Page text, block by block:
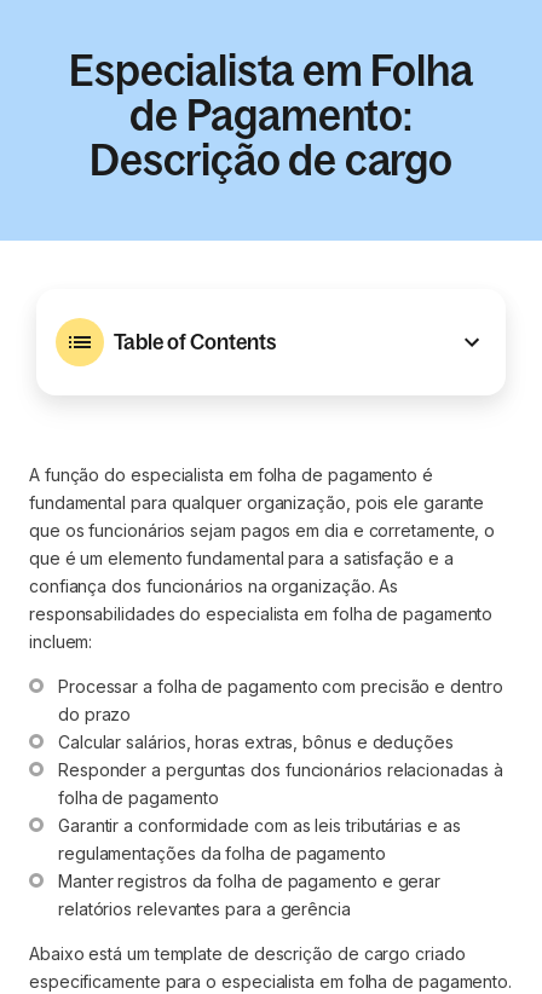
Especialista em Folha
de Pagamento:
Descrição de cargo
Table of Contents
A função do especialista em folha de pagamento é
fundamental para qualquer organização, pois ele garante
que os funcionários sejam pagos em dia e corretamente, o
que é um elemento fundamental para a satisfação e a
confiança dos funcionários na organização. As
responsabilidades do especialista em folha de pagamento
incluem:
Processar a folha de pagamento com precisão e dentro
do prazo
Calcular salários, horas extras, bônus e deduções
Responder a perguntas dos funcionários relacionadas à
folha de pagamento
Garantir a conformidade com as leis tributárias e as
regulamentações da folha de pagamento
Manter registros da folha de pagamento e gerar
relatórios relevantes para a gerência
Abaixo está um template de descrição de cargo criado
especificamente para o especialista em folha de pagamento.